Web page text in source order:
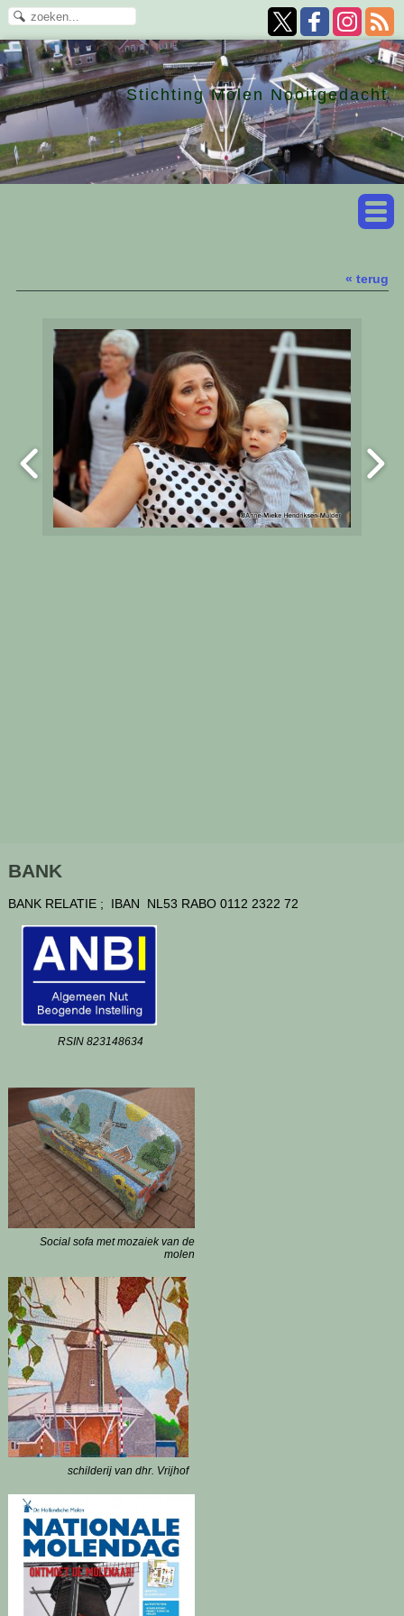
Stichting Molen Nooitgedacht
« terug
BANK
BANK RELATIE ; IBAN NL53 RABO 0112 2322 72
RSIN 823148634
Social sofa met mozaiek van de
molen
schilderij van dhr. Vrijhof